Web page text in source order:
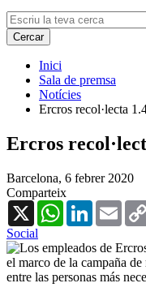
Inici
Sala de premsa
Notícies
Ercros recol·lecta
Ercros
Barcelona, 6 febrer 2020
Comparteix
X
WhatsAppLinkedIn
Social